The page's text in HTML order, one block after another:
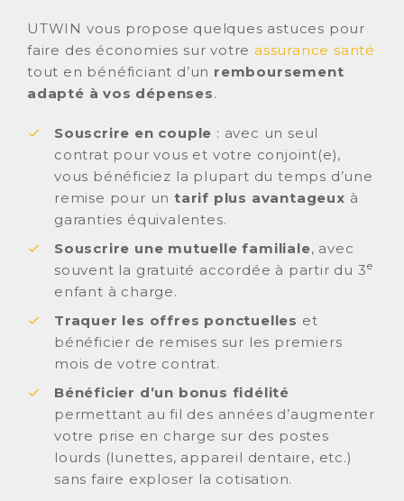
UTWIN vous propose quelques astuces pour
faire des économies sur votre assurance santé
tout en bénéficiant d’un remboursement
adapté à vos dépenses.
Souscrire en couple : avec un seul
contrat pour vous et votre conjoint(e),
vous bénéficiez la plupart du temps d’une
remise pour untarif plus avantageux à
garanties équivalentes.
Souscrire une mutuelle familiale, avec
souvent la gratuité accordée à partir du 3e
enfant à charge.
Traquer les offres ponctuelles et
bénéficier de remises sur les premiers
mois de votre contrat.
Bénéficier d’un bonus fidélité
permettant au fil des années d’augmenter
votre prise en charge sur des postes
lourds (lunettes, appareil dentaire, etc.)
sans faire exploser la cotisation.